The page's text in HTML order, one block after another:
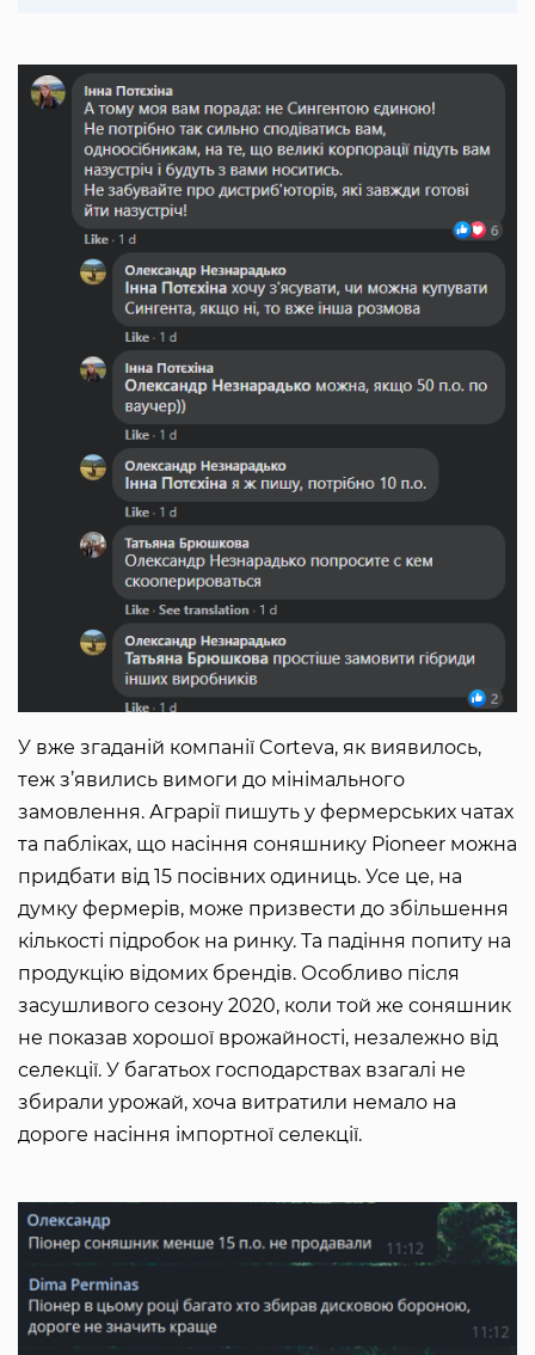
У вже згаданій компанії Corteva, як виявилось,
теж з’явились вимоги до мінімального
замовлення. Аграрії пишуть у фермерських чатах
та пабліках, що насіння соняшнику Pioneer можна
придбати від 15 посівних одиниць. Усе це, на
думку фермерів, може призвести до збільшення
кількості підробок на ринку. Та падіння попиту на
продукцію відомих брендів. Особливо після
засушливого сезону 2020, коли той же соняшник
не показав хорошої врожайності, незалежно від
селекції. У багатьох господарствах взагалі не
збирали урожай, хоча витратили немало на
дороге насіння імпортної селекції.